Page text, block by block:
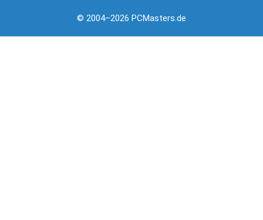
© 2004–2026 PCMasters.de